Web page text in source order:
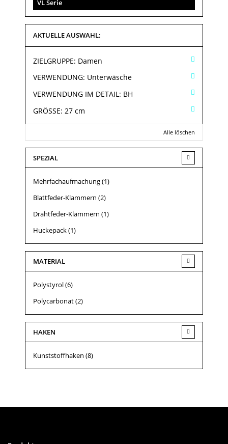
VL Serie
AKTUELLE AUSWAHL:
ZIELGRUPPE: Damen
VERWENDUNG: Unterwäsche
VERWENDUNG IM DETAIL: BH
GRÖSSE: 27 cm
Alle löschen
SPEZIAL
Mehrfachaufmachung(1)
Blattfeder-Klammern (2)
Drahtfeder-Klammern (1)
Huckepack(1)
MATERIAL
Polystyrol(6)
Polycarbonat(2)
HAKEN
Kunststoffhaken (8)